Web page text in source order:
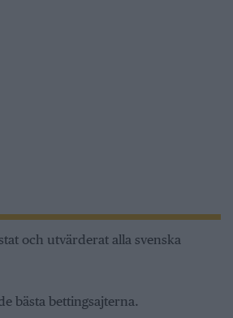
och utvärderat alla svenska
bästa bettingsajterna.